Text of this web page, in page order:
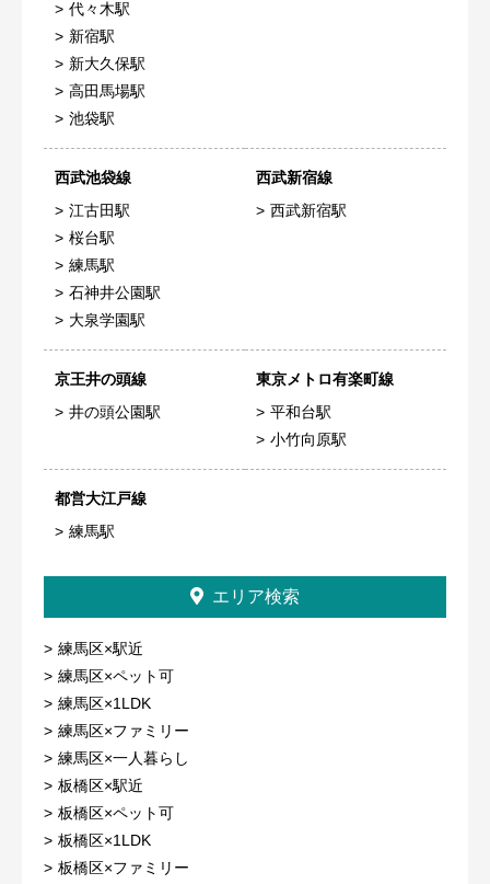
代々木駅
新宿駅
新大久保駅
高田馬場駅
池袋駅
西武池袋線
江古田駅
桜台駅
練馬駅
石神井公園駅
大泉学園駅
西武新宿線
西武新宿駅
京王井の頭線
井の頭公園駅
東京メトロ有楽町線
平和台駅
小竹向原駅
都営大江戸線
練馬駅
エリア検索
練馬区×駅近
練馬区×ペット可
練馬区×1LDK
練馬区×ファミリー
練馬区×一人暮らし
板橋区×駅近
板橋区×ペット可
板橋区×1LDK
板橋区×ファミリー